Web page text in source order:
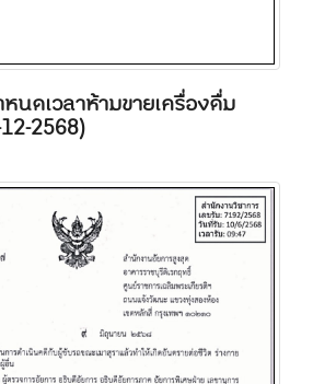
หนดเวลาห้ามขายเครื่องดื่ม
2568)